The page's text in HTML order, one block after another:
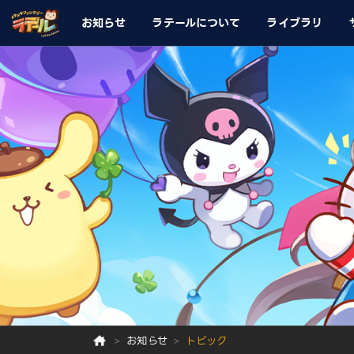
お知らせ ラテールについて ライブラリ
お知らせ トピック